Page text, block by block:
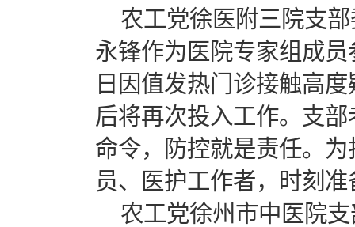
农工党徐医附三院支
永锋作为医院专家组成
日因值发热门诊接触高
后将再次投入工作。支
命令，防控就是责任。
员、医护工作者，时刻
农工党徐州市中医院